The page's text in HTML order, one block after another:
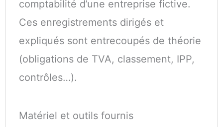
comptabilité d’une entreprise fictive.
Ces enregistrements dirigés et
expliqués sont entrecoupés de théorie
(obligations de TVA, classement, IPP,
contrôles…).
Matériel et outils fournis